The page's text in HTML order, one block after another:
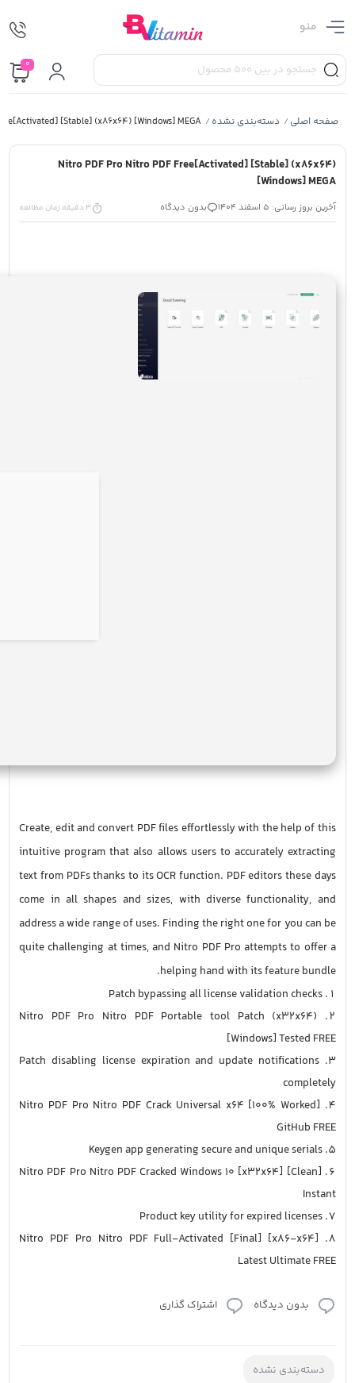
منو
0
صفحه اصلی / دسته‌بندی نشده /
[Stable] (x86x64) [Windows] MEGA
Nitro PDF Pro Nitro PDF Free[Activated] [Stable] (x86x64)
[Windows] MEGA
آخرین بروز رسانی: 5 اسفند 1404 بدون دیدگاه 3 دقیقه زمان مطالعه
Create, edit and convert PDF files effortlessly with the help of this
intuitive program that also allows users to accurately extracting
text from PDFs thanks to its OCR function. PDF editors these days
come in all shapes and sizes, with diverse functionality, and
address a wide range of uses. Finding the right one for you can be
quite challenging at times, and Nitro PDF Pro attempts to offer a
helping hand with its feature bundle.
Patch bypassing all license validation checks
Nitro PDF Pro Nitro PDF Portable tool Patch (x32x64)
[Windows] Tested FREE
Patch disabling license expiration and update notifications
completely
Nitro PDF Pro Nitro PDF Crack Universal x64 [100% Worked]
GitHub FREE
Keygen app generating secure and unique serials
Nitro PDF Pro Nitro PDF Cracked Windows 10 [x32x64] [Clean]
Instant
Product key utility for expired licenses
Nitro PDF Pro Nitro PDF Full-Activated [Final] [x86-x64]
Latest Ultimate FREE
بدون دیدگاه اشتراک گذاری
دسته‌بندی نشده